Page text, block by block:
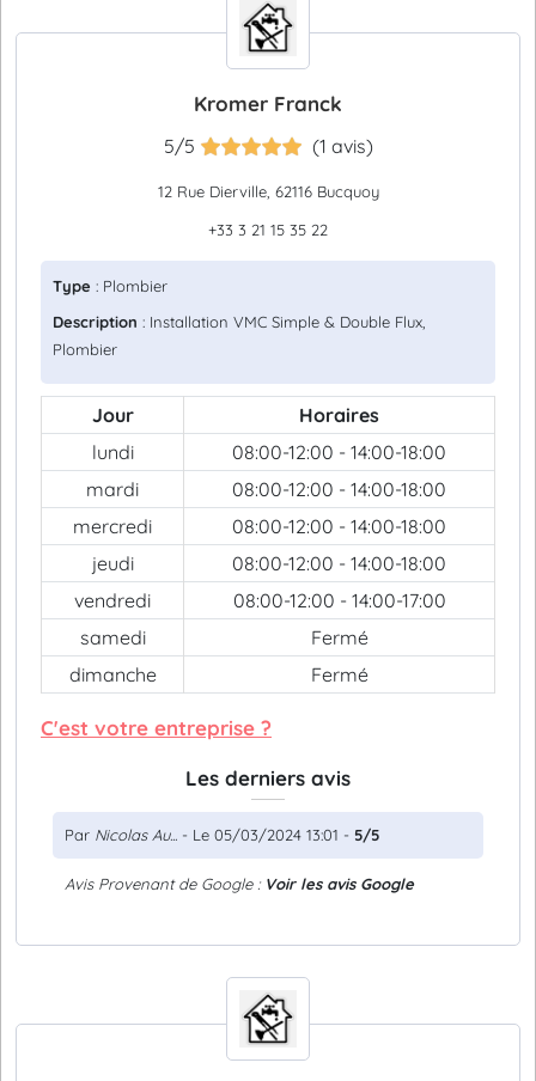
Kromer Franck
5/5 (1 avis)
12 Rue Dierville, 62116 Bucquoy
+33 3 21 15 35 22
Type : Plombier
Description : Installation VMC Simple & Double Flux,
Plombier
Jour
Horaires
lundi
08:00-12:00 - 14:00-18:00
mardi
08:00-12:00 - 14:00-18:00
mercredi
08:00-12:00 - 14:00-18:00
jeudi
08:00-12:00 - 14:00-18:00
vendredi
08:00-12:00 - 14:00-17:00
samedi
Fermé
dimanche
Fermé
C'est votre entreprise ?
Les derniers avis
Par Nicolas Au... - Le 05/03/2024 13:01 - 5/5
Avis Provenant de Google : Voir les avis Google